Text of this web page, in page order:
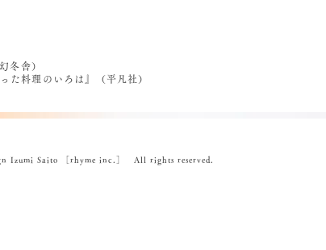
冬舎）
料理のいろは』（平凡社）
Izumi Saito ［rhyme inc.］ All rights reserved.